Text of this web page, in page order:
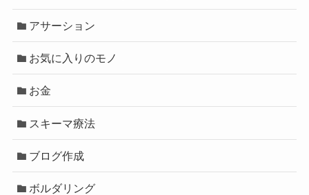
アサーション
お気に入りのモノ
お金
スキーマ療法
ブログ作成
ボルダリング